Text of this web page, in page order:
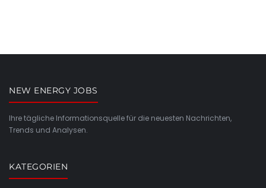
NEW ENERGY JOBS
Ihre tägliche Informationsquelle für die neuesten Nachrichten,
Trends und Analysen.
KATEGORIEN